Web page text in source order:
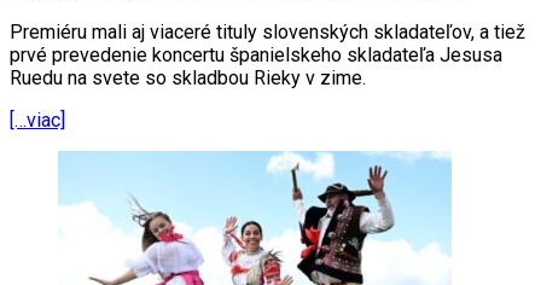
Premiéru mali aj viaceré tituly slovenských skladateľov, a tiež
prvé prevedenie koncertu španielskeho skladateľa Jesusa
Ruedu na svete so skladbou Rieky v zime.
[…viac]